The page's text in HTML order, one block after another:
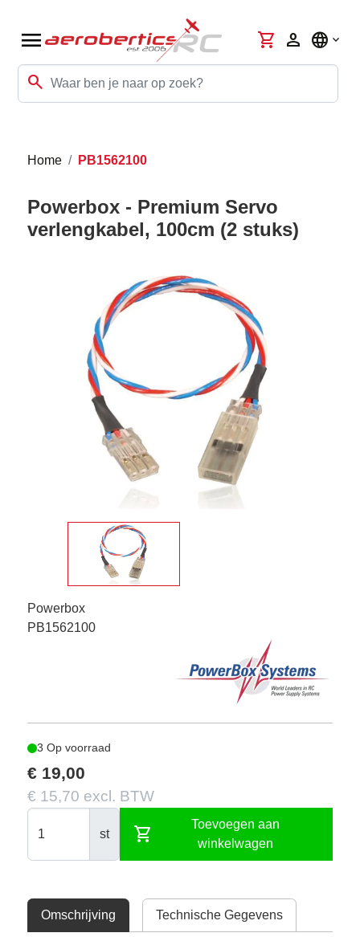
menu
search
shopping_cart person language
Home PB1562100
Powerbox - Premium Servo
verlengkabel, 100cm (2 stuks)
Powerbox
PB1562100
3 Op voorraad
€ 19,00
€ 15,70 excl. BTW
st shopping_cart
Toevoegen aan
winkelwagen
Omschrijving Technische Gegevens